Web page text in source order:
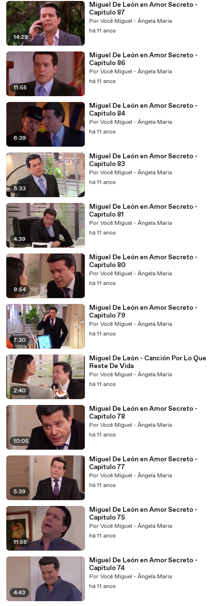
14:29
Miguel De León en Amor Secreto -
Capitulo 87
Por Você Miguel - Ângela Maria
há 11 anos
11:55
Miguel De León en Amor Secreto -
Capitulo 86
Por Você Miguel - Ângela Maria
há 11 anos
6:39
Miguel De León en Amor Secreto -
Capitulo 84
Por Você Miguel - Ângela Maria
há 11 anos
6:33
Miguel De León en Amor Secreto -
Capitulo 83
Por Você Miguel - Ângela Maria
há 11 anos
4:39
Miguel De León en Amor Secreto -
Capitulo 81
Por Você Miguel - Ângela Maria
há 11 anos
9:54
Miguel De León en Amor Secreto -
Capitulo 80
Por Você Miguel - Ângela Maria
há 11 anos
7:30
Miguel De León en Amor Secreto -
Capitulo 79
Por Você Miguel - Ângela Maria
há 11 anos
2:40
Miguel De León - Canción Por Lo Que
Reste De Vida
Por Você Miguel - Ângela Maria
há 11 anos
10:05
Miguel De León en Amor Secreto -
Capitulo 78
Por Você Miguel - Ângela Maria
há 11 anos
5:39
Miguel De León en Amor Secreto -
Capitulo 77
Por Você Miguel - Ângela Maria
há 11 anos
11:58
Miguel De León en Amor Secreto -
Capitulo 75
Por Você Miguel - Ângela Maria
há 11 anos
4:43
Miguel De León en Amor Secreto -
Capitulo 74
Por Você Miguel - Ângela Maria
há 11 anos